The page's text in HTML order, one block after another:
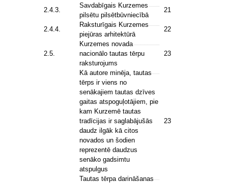
2.4.3.
Savdabīgais Kurzemes
pilsētu pilsētbūvniecībā
21
2.4.4.
Raksturīgais Kurzemes
piejūras arhitektūrā
22
2.5.
Kurzemes novada
nacionālo tautas tērpu
raksturojums
23
Kā autore minēja, tautas
tērps ir viens no
senākajiem tautas dzīves
gaitas atspoguļotājiem, pie
kam Kurzemē tautas
tradīcijas ir saglabājušās
daudz ilgāk kā citos
novados un šodien
reprezentē daudzus
senāko gadsimtu
atspulgus
23
Tautas tērpa darināšanas